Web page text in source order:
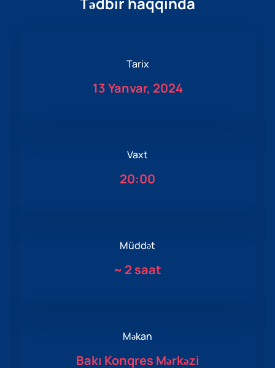
Tarix
13 Yanvar, 2024
Vaxt
20:00
Müddət
~ 2 saat
Məkan
Bakı Konqres Mərkəzi